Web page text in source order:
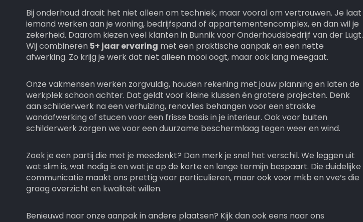
Bij onderhoud draait het niet alleen om techniek, maar vooral om vertrouwen. Je laat
iemand werken aan je woning, bedrijfspand of appartementencomplex, en dan wil je
zekerheid. Daarom kiezen veel klanten in Bunnik voor Onderhoudsbedrijf van der Lugt.
Wij combineren 5+ jaar ervaring met een praktische aanpak en een nette
afwerking. Zo krijg je werk dat niet alleen mooi oogt, maar ook lang meegaat.
Onze vakmensen werken zorgvuldig, houden rekening met jouw planning en laten de
werkplek schoon achter. Dat geldt voor kleine klussen én grotere projecten. Denk
aan schilderwerk na een verhuizing, renovlies behangen voor een strakke
wandafwerking of stucen voor een frisse basis in je interieur. Ook voor buiten
schilderwerk zorgen we voor een duurzame beschermlaag tegen weer en wind.
Zoek je een partij die met je meedenkt? Dan merk je snel het verschil. We leggen uit
wat slim is, wat nodig is en wat je op de korte en lange termijn bespaart. Die duidelijke
communicatie maakt ons prettig voor particulieren, maar ook voor mkb en vve’s die
graag overzicht en kwaliteit willen.
Benieuwd naar onze aanpak in andere plaatsen? Kijk dan ook eens naar ons